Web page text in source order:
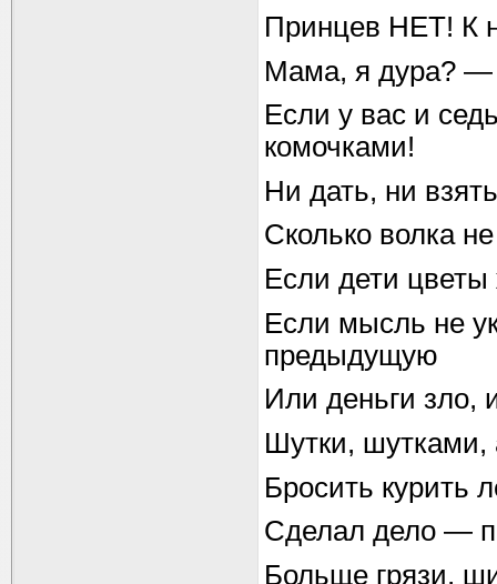
Принцев НЕТ! К
Мама, я дура? —
Если у вас и
комочками!
Ни дать, ни
Сколько волка
Если дети цветы
Если мысль не
предыдущую
Или деньги зло,
Шутки, шутками,
Бросить курить
Сделал дело —
Больще грязи,